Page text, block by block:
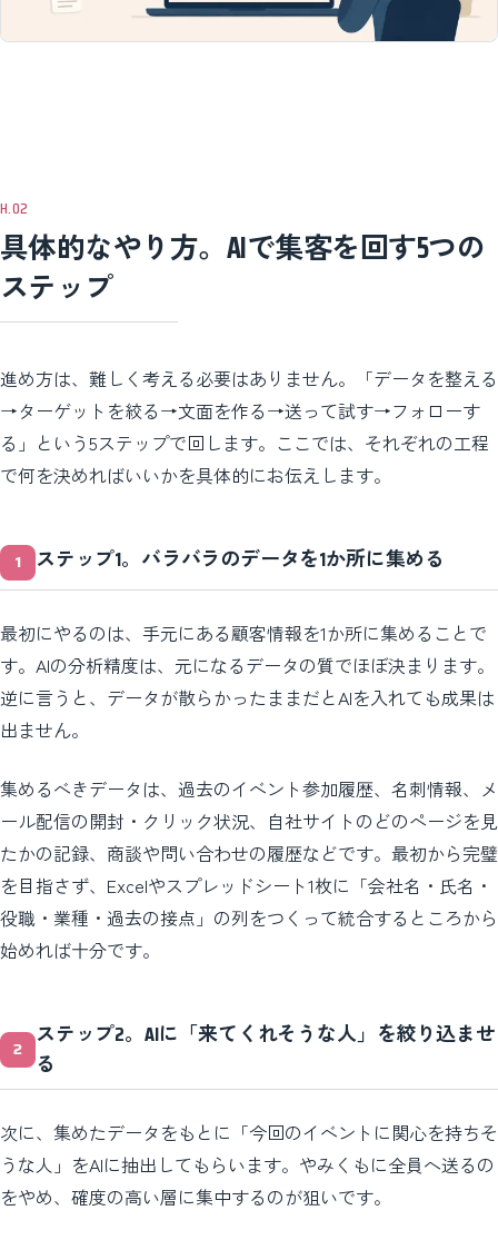
具体的なやり方。AIで集客を回す5つの
ステップ
進め方は、難しく考える必要はありません。「データを整える
→ターゲットを絞る→文面を作る→送って試す→フォローす
る」という5ステップで回します。ここでは、それぞれの工程
で何を決めればいいかを具体的にお伝えします。
ステップ1。バラバラのデータを1か所に集める
最初にやるのは、手元にある顧客情報を1か所に集めることで
す。AIの分析精度は、元になるデータの質でほぼ決まります。
逆に言うと、データが散らかったままだとAIを入れても成果は
出ません。
集めるべきデータは、過去のイベント参加履歴、名刺情報、メ
ール配信の開封・クリック状況、自社サイトのどのページを見
たかの記録、商談や問い合わせの履歴などです。最初から完璧
を目指さず、Excelやスプレッドシート1枚に「会社名・氏名・
役職・業種・過去の接点」の列をつくって統合するところから
始めれば十分です。
ステップ2。AIに「来てくれそうな人」を絞り込ませ
る
次に、集めたデータをもとに「今回のイベントに関心を持ちそ
うな人」をAIに抽出してもらいます。やみくもに全員へ送るの
をやめ、確度の高い層に集中するのが狙いです。